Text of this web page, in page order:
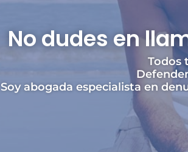
No dudes en
Todos
Soy abogada especialista en